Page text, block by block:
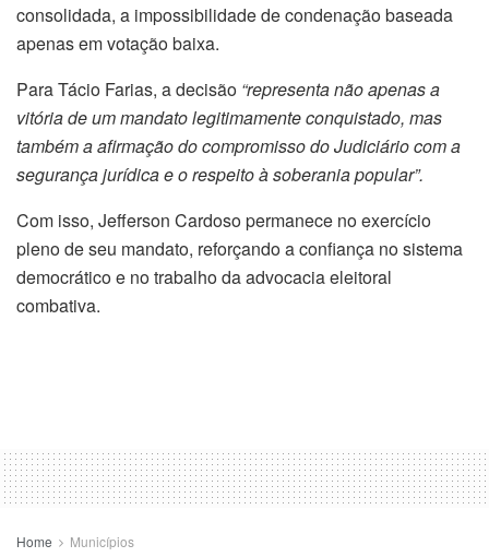
consolidada, a impossibilidade de condenação baseada
apenas em votação baixa.
Para Tácio Farias, a decisão “representa não apenas a
vitória de um mandato legitimamente conquistado, mas
também a afirmação do compromisso do Judiciário com a
segurança jurídica e o respeito à soberania popular”.
Com isso, Jefferson Cardoso permanece no exercício
pleno de seu mandato, reforçando a confiança no sistema
democrático e no trabalho da advocacia eleitoral
combativa.
Home Municípios